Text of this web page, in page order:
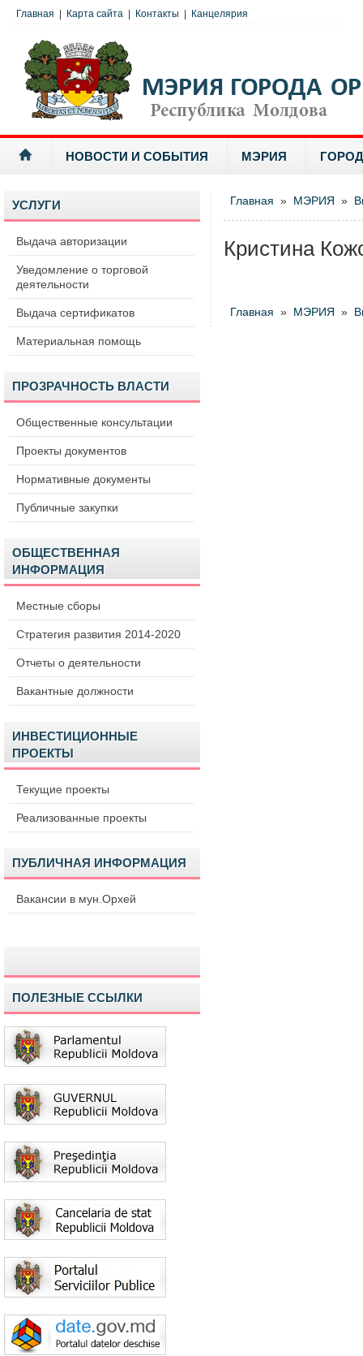
Главная Карта сайта Контакты Канцелярия
НОВОСТИ И СОБЫТИЯ МЭРИЯ
УСЛУГИ
Выдача авторизации
Уведомление о торговой
деятельности
Выдача сертификатов
Материальная помощь
ПРОЗРАЧНОСТЬ ВЛАСТИ
Общественные консультации
Проекты документов
Нормативные документы
Публичные закупки
ОБЩЕСТВЕННАЯ
ИНФОРМАЦИЯ
Местные сборы
Стратегия развития 2014-2020
Отчеты о деятельности
Вакантные должности
ИНВЕСТИЦИОННЫЕ
ПРОЕКТЫ
Текущие проекты
Реализованные проекты
ПУБЛИЧНАЯ ИНФОРМАЦИЯ
Вакансии в мун.Орхей
ПОЛЕЗНЫЕ ССЫЛКИ
Главная » МЭРИЯ »
Кристина
Главная » МЭРИЯ »